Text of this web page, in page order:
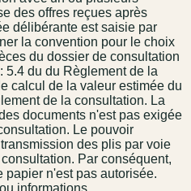
des offres reçues après
délibérante est saisie par
la convention pour le choix
du dossier de consultation
5.4 du du Règlement de la
calcul de la valeur estimée du
de la consultation. La
documents n'est pas exigée
Le pouvoir
des plis par voie
Par conséquent,
papier n'est pas autorisée.